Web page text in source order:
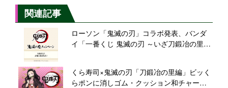
関連記事
ローソン「鬼滅の刃」コラボ発表、バンダ
イ「一番くじ 鬼滅の刃 ～いざ刀鍛冶の里へ
くら寿司×鬼滅の刃「刀鍛冶の里編」ビッく
らポンに消しゴム・クッション和チャー